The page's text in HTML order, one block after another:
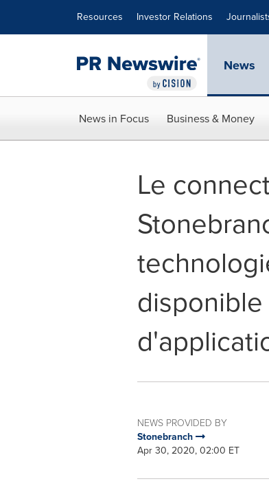
Resources Investor Relations
News
News in Focus Business & Money
Le
NEWS PROVIDED BY
Stonebranch
Apr 30, 2020, 02:00 ET